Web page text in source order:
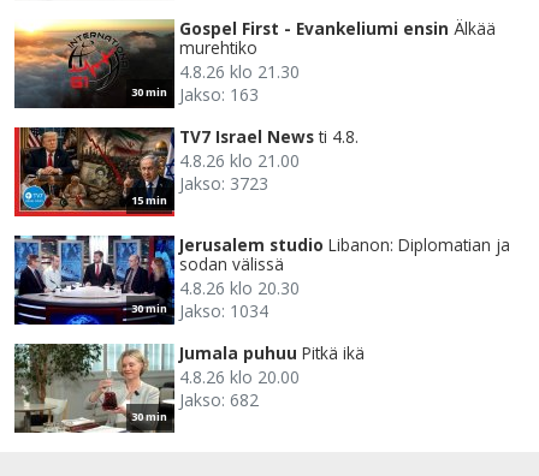
30 min
Gospel First - Evankeliumi ensin Älkää
murehtiko
4.8.26 klo 21.30
Jakso: 163
15 min
TV7 Israel News ti 4.8.
4.8.26 klo 21.00
Jakso: 3723
30 min
Jerusalem studio Libanon: Diplomatian ja
sodan välissä
4.8.26 klo 20.30
Jakso: 1034
30 min
Jumala puhuu Pitkä ikä
4.8.26 klo 20.00
Jakso: 682